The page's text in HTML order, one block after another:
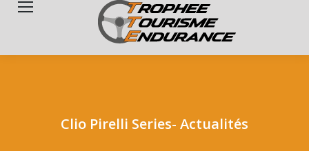
Clio Pirelli Series- Actualités